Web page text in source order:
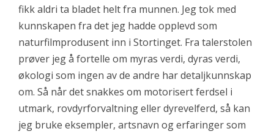
fikk aldri ta bladet helt fra munnen. Jeg tok med
kunnskapen fra det jeg hadde opplevd som
naturfilmprodusent inn i Stortinget. Fra talerstolen
prøver jeg å fortelle om myras verdi, dyras verdi,
økologi som ingen av de andre har detaljkunnskap
om. Så når det snakkes om motorisert ferdsel i
utmark, rovdyrforvaltning eller dyrevelferd, så kan
jeg bruke eksempler, artsnavn og erfaringer som